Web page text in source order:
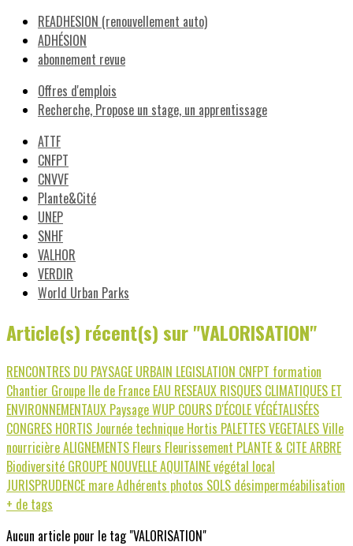
READHESION (renouvellement auto)
ADHÉSION
abonnement revue
Offres d'emplois
Recherche, Propose un stage, un apprentissage
ATTF
CNFPT
CNVVF
Plante&Cité
UNEP
SNHF
VALHOR
VERDIR
World Urban Parks
Article(s) récent(s) sur "VALORISATION"
RENCONTRES DU PAYSAGE URBAIN LEGISLATION CNFPT formation
Chantier Groupe Ile de France EAU RESEAUX RISQUES CLIMATIQUES ET
ENVIRONNEMENTAUX PaysageWUP COURS D'ÉCOLE VÉGÉTALISÉES
CONGRES HORTIS Journée technique Hortis PALETTES VEGETALESVille
nourricièreALIGNEMENTS Fleurs Fleurissement PLANTE & CITEARBRE
Biodiversité GROUPE NOUVELLE AQUITAINEvégétal local
JURISPRUDENCE mareAdhérents photos SOLS désimperméabilisation
+ de tags
Aucun article pour le tag "VALORISATION"